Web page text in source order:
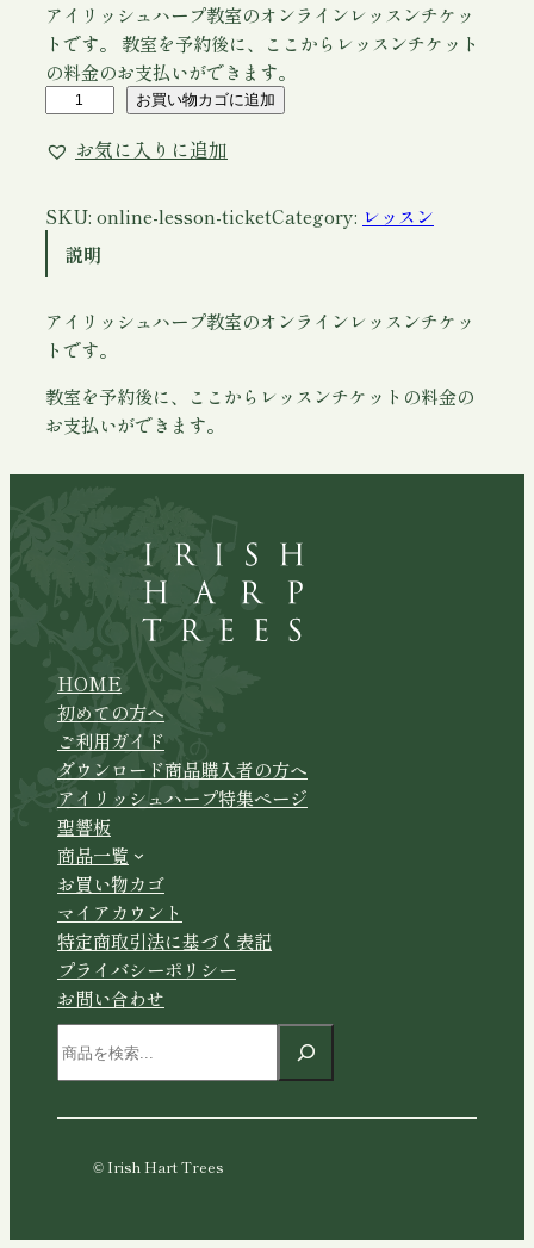
アイリッシュハープ教室のオンラインレッスンチケッ
トです。 教室を予約後に、ここからレッスンチケット
の料金のお支払いができます。
リ
シ
ハ
プ
オ
ン
イ
お買い物カゴに追加
お気に入りに追加
SKU: online-lesson-ticketCategory: レッスン
説明
アイリッシュハープ教室のオンラインレッスンチケッ
トです。
教室を予約後に、ここからレッスンチケットの料金の
お支払いができます。
HOME
初めての方へ
ご利用ガイド
ダウンロード商品購入者の方へ
アイリッシュハープ特集ページ
聖響板
商品一覧
お買い物カゴ
マイアカウント
特定商取引法に基づく表記
プライバシーポリシー
お問い合わせ
索
© Irish Hart Trees